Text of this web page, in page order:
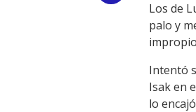
Link
Los de
palo y
Intentó
Isak en
lo